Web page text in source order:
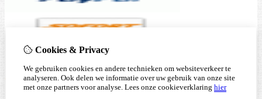
Cookies & Privacy
We gebruiken cookies en andere technieken om websiteverkeer te
analyseren. Ook delen we informatie over uw gebruik van onze site
met onze partners voor analyse. Lees onze cookieverklaring hier